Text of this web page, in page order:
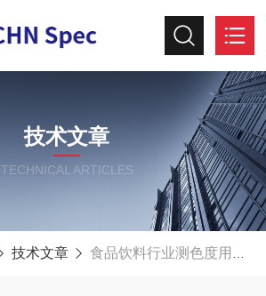
技术文章
TECHNICAL ARTICLES
技术文章 食品饮料行业测色度用什么色度仪合适？彩谱科技给出适配方案